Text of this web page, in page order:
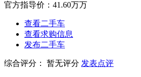
官方指导价： 41.60万万
查看二手车
查看求购信息
发布二手车
综合评分： 暂无评分 发表点评